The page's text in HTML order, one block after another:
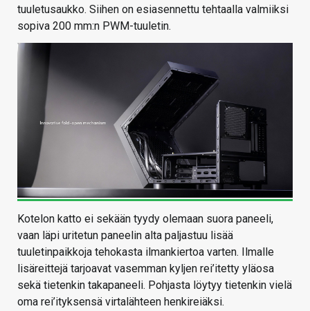
tuuletusaukko. Siihen on esiasennettu tehtaalla valmiiksi
sopiva 200 mm:n PWM-tuuletin.
Kotelon katto ei sekään tyydy olemaan suora paneeli,
vaan läpi uritetun paneelin alta paljastuu lisää
tuuletinpaikkoja tehokasta ilmankiertoa varten. Ilmalle
lisäreittejä tarjoavat vasemman kyljen rei’itetty yläosa
sekä tietenkin takapaneeli. Pohjasta löytyy tietenkin vielä
oma rei’ityksensä virtalähteen henkireiäksi.